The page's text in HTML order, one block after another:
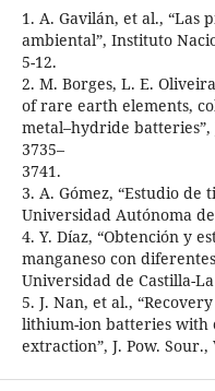
1. A. Gavilán, et al., “Las
ambiental”, Instituto
5-12.
2. M. Borges, L. E.
of rare earth elements,
metal–hydride batteries”,
3735–
3741.
3. A. Gómez, “Estudio de
Universidad Autónoma
4. Y. Díaz, “Obtención y
manganeso con
Universidad de Castilla-
5. J. Nan, et al.,
lithium-ion batteries with
extraction”, J. Pow. Sour.,